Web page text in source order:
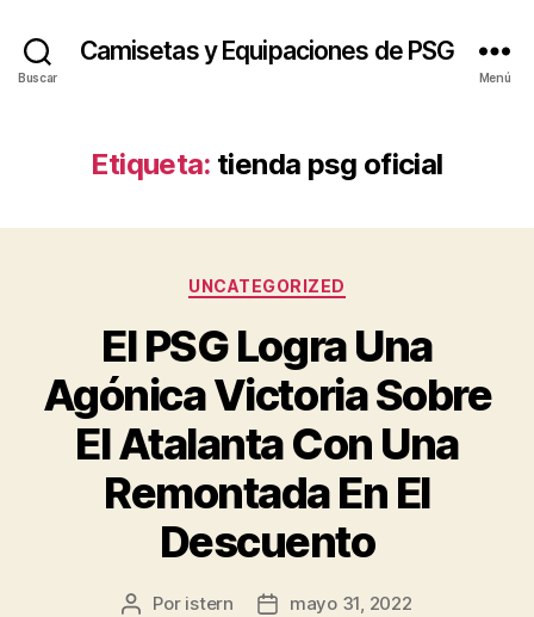
Buscar
Camisetas y Equipaciones de PSG
Menú
Etiqueta: tienda psg oficial
Categorías
UNCATEGORIZED
El PSG Logra Una
Agónica Victoria Sobre
El Atalanta Con Una
Remontada En El
Descuento
Autor
Por istern
Fechamayo 31, 2022